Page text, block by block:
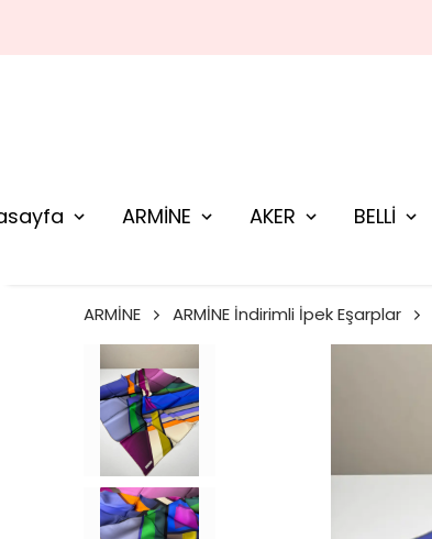
ARMİNE AKER BELLİ
ARMİNE ARMİNE İndirimli İpek Eşarplar